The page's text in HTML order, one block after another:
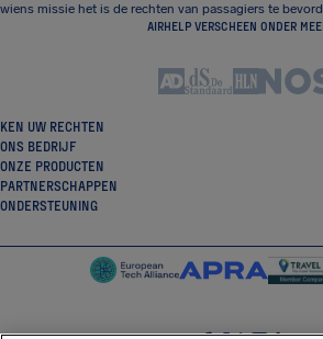
wiens missie het is de rechten van passagiers te
AIRHELP VERSCHEEN ONDER
KEN UW RECHTEN
ONS BEDRIJF
ONZE PRODUCTEN
PARTNERSCHAPPEN
ONDERSTEUNING